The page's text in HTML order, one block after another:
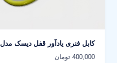
کابل فنری یادآور قفل دیسک مدل LOCK REMINDER
400,000 تومان